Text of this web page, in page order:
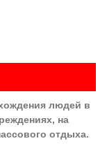
людей в
на
отдыха.